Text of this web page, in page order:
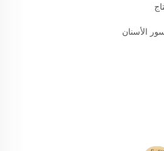
الأسنان